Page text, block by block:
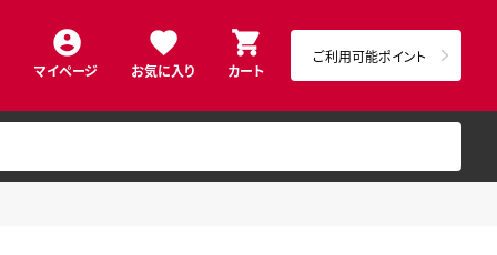
マイページ お気に入り カート
ご利用可能ポイント